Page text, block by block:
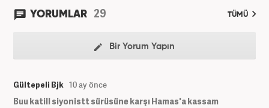
YORUMLAR 29 TÜMÜ
Bir Yorum Yapın
Gültepeli Bjk 10 ay önce
Buu katill siyonistt sürüsüne karşı Hamas'a kassam